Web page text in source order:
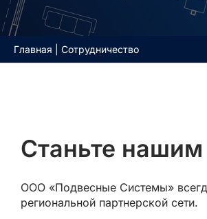
Главная Сотрудничество
Станьте
ООО «Подвесные Системы»
региональной партнерской сети.